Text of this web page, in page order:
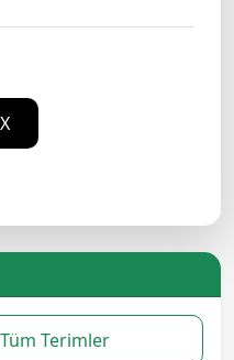
X
Terimler